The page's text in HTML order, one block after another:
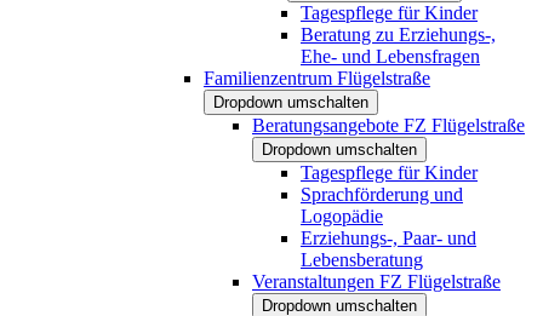
Tagespflege für Kinder
Beratung zu Erziehungs-,
Ehe- und Lebensfragen
Familienzentrum Flügelstraße
Dropdown umschalten
Beratungsangebote FZ Flügelstraße
Dropdown umschalten
Tagespflege für Kinder
Sprachförderung und
Logopädie
Erziehungs-, Paar- und
Lebensberatung
Veranstaltungen FZ Flügelstraße
Dropdown umschalten